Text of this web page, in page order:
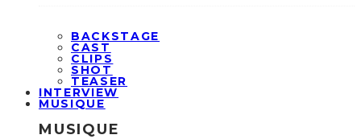
BACKSTAGE
CAST
CLIPS
SHOT
TEASER
INTERVIEW
MUSIQUE
MUSIQUE